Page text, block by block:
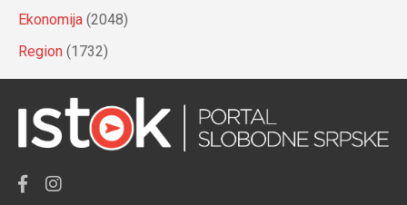
Ekonomija (2048)
Region (1732)